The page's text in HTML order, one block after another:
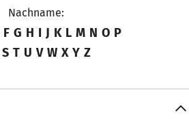
Nachname:
F G H I J K L M N O P
S T U V W X Y Z